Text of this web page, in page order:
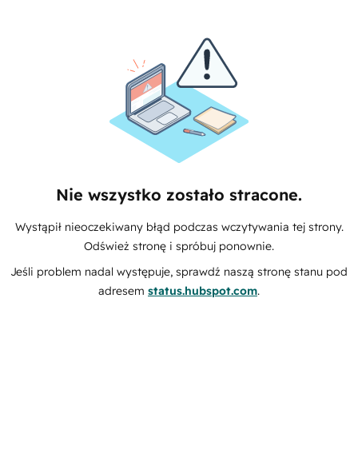
Nie wszystko zostało stracone.
Wystąpił nieoczekiwany błąd podczas wczytywania tej strony.
Odśwież stronę i spróbuj ponownie.
Jeśli problem nadal występuje, sprawdź naszą stronę stanu pod
adresem status.hubspot.com.